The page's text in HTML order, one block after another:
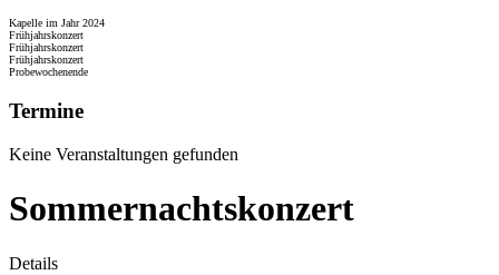
Kapelle im Jahr 2024
Frühjahrskonzert
Frühjahrskonzert
Frühjahrskonzert
Probewochenende
Termine
Keine Veranstaltungen gefunden
Sommernachtskonzert
Details